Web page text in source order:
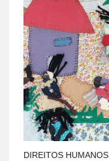
DIREITOS HUMANOS